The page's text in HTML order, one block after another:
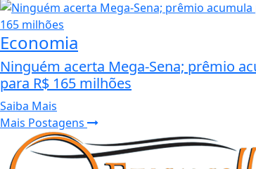
Economia
Ninguém acerta Mega-Sena; prêmio
para R$ 165 milhões
Saiba Mais
Mais Postagens